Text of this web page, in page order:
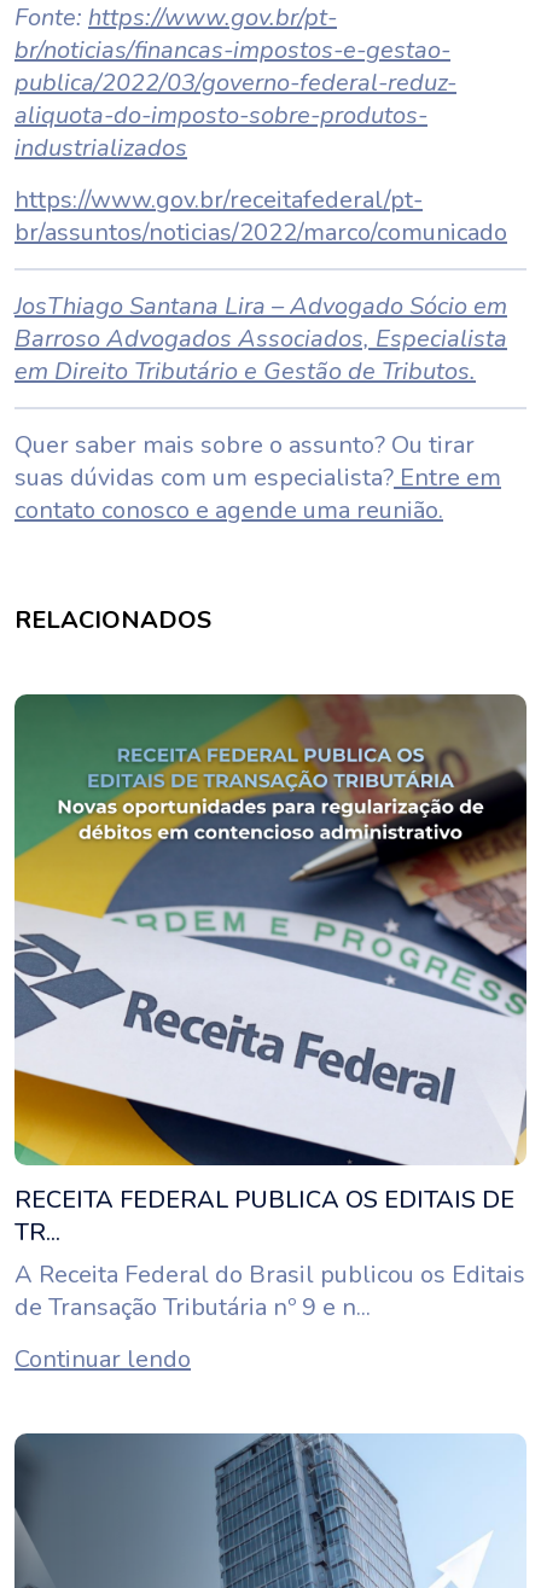
Fonte: https://www.gov.br/pt-
br/noticias/financas-impostos-e-gestao-
publica/2022/03/governo-federal-reduz-
aliquota-do-imposto-sobre-produtos-
industrializados
https://www.gov.br/receitafederal/pt-
br/assuntos/noticias/2022/marco/comunicado
JosThiago Santana Lira – Advogado Sócio em
Barroso Advogados Associados, Especialista
em Direito Tributário e Gestão de Tributos.
Quer saber mais sobre o assunto? Ou tirar
suas dúvidas com um especialista? Entre em
contato conosco e agende uma reunião.
RELACIONADOS
RECEITA FEDERAL PUBLICA OS EDITAIS DE
TR...
A Receita Federal do Brasil publicou os Editais
de Transação Tributária nº 9 e n...
Continuar lendo